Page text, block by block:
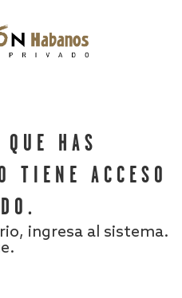
HAS
TIENE ACCESO
ingresa al sistema.